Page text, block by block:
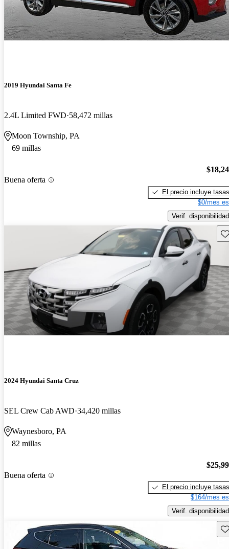
2019 Hyundai Santa Fe
2.4L Limited FWD 58,472 millas
Moon Township, PA
69 millas
Buena oferta
El precio incluye tasas
$0/mes
Verif. disponibilidad
2024 Hyundai Santa Cruz
SEL Crew Cab AWD 34,420 millas
Waynesboro, PA
82 millas
Buena oferta
El precio incluye tasas
$164/mes
Verif. disponibilidad